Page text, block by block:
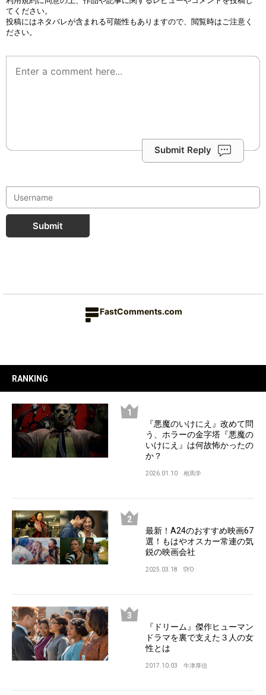
てください。
投稿にはネタバレが含まれる可能性もありますので、閲覧時はご注意く
ださい。
Submit Reply
Submit
FastComments.com
RANKING
『悪魔のいけにえ』改めて問
う、ホラーの金字塔『悪魔の
いけにえ』は何故怖かったの
か？
2026.01.10 相馬学
最新！A24のおすすめ映画67
選！もはやオスカー常連の気
鋭の映画会社
2025.03.18 SYO
『ドリーム』傑作ヒューマン
ドラマを裏で支えた３人の女
性とは
2017.10.03 牛津厚信